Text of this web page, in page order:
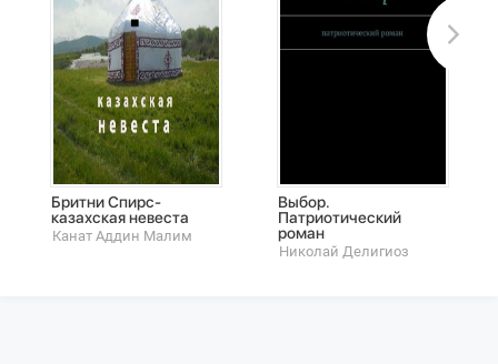
Бритни Спирс-
казахская невеста
Канат Аддин Малим
Выбор.
Патриотический
роман
Николай Делигиоз